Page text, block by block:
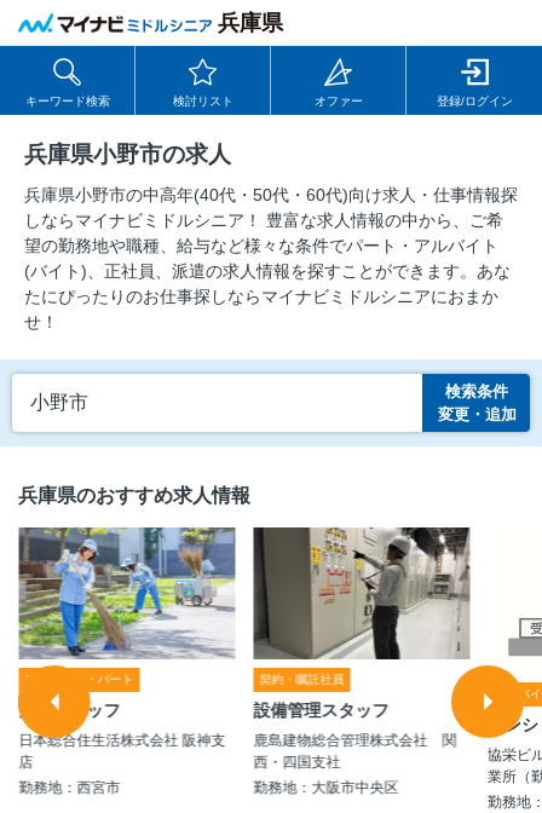
兵庫県
キーワード検索 検討リスト オファー 登録/ログイン
兵庫県小野市の求人
兵庫県小野市の中⾼年(40代・50代・60代)向け求⼈・仕事情報探
しならマイナビミドルシニア！ 豊富な求人情報の中から、ご希
望の勤務地や職種、給与など様々な条件でパート・アルバイト
(バイト)、正社員、派遣の求人情報を探すことができます。あな
たにぴったりのお仕事探しならマイナビミドルシニアにおまか
せ！
小野市
検索条件
変更・追加
兵庫県のおすすめ求人情報
アルバイト・パート
清掃スタッフ
日本総合住生活株式会社 阪神支
店
勤務地：西宮市
契約・嘱託社員
設備管理スタッフ
鹿島建物総合管理株式会社 関
西・四国支社
勤務地：大阪市中央区
アルバ
マン
協栄ビ
業所（
勤務地